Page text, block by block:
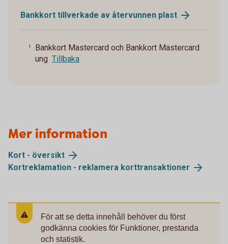
Bankkort tillverkade av återvunnen plast
1
Bankkort Mastercard och Bankkort Mastercard
ung Tillbaka
Mer information
Kort - översikt
Kortreklamation - reklamera korttransaktioner
För att se detta innehåll behöver du först
godkänna cookies för Funktioner, prestanda
och statistik.